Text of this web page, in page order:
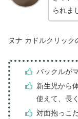
られま
ヌナ カドルクリック
バックルが
新生児から
使えて、長
対面抱っこ